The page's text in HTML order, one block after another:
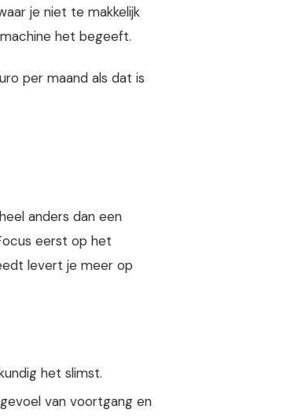
je niet te makkelijk
het begeeft.
per maand als dat is
anders dan een
eerst op het
levert je meer op
het slimst.
van voortgang en